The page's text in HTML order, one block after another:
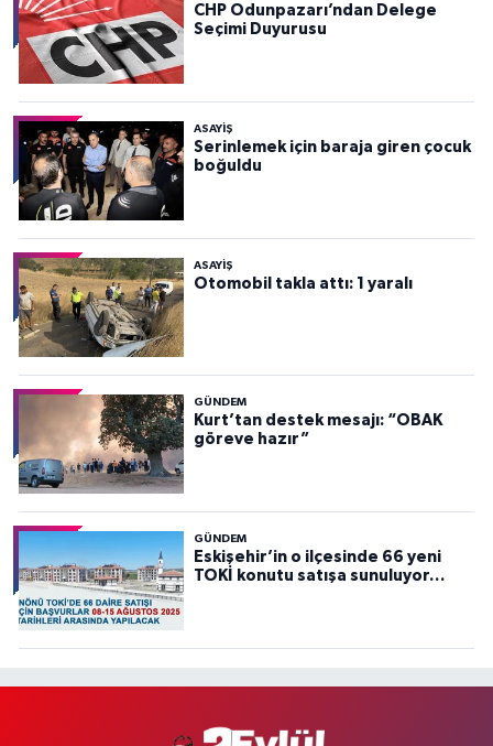
CHP Odunpazarı’ndan Delege
Seçimi Duyurusu
ASAYİŞ
Serinlemek için baraja giren çocuk
boğuldu
ASAYİŞ
Otomobil takla attı: 1 yaralı
GÜNDEM
Kurt’tan destek mesajı: “OBAK
göreve hazır”
GÜNDEM
Eskişehir’in o ilçesinde 66 yeni
TOKİ konutu satışa sunuluyor…